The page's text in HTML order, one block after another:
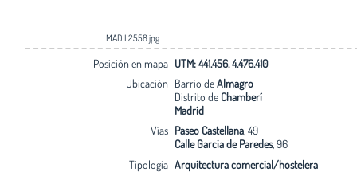
MAD.L2558.jpg
Posición en mapa UTM: 441.456, 4.476.410
Ubicación Barrio deAlmagro
Distrito de Chamberí
Madrid
Vías Paseo Castellana, 49
Calle Garcia de Paredes, 96
Tipología Arquitectura comercial/hostelera